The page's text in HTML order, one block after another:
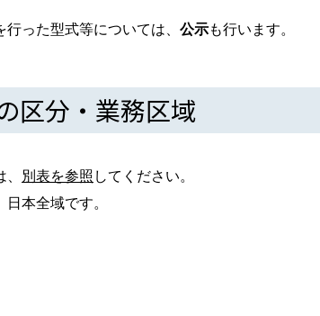
った型式等については、 公示も行います。
区分・業務区域
別表を参照してください。
本全域です。